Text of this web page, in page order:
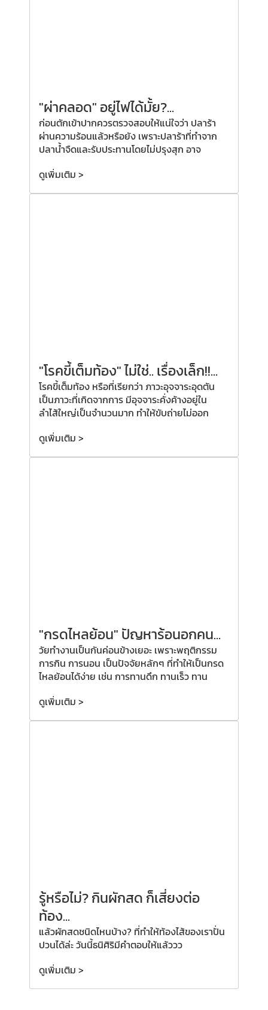
"ผ่าคลอด" อยู่ไฟได้มั้ย?...
ก่อนตักเข้าปากควรตรวจสอบให้แน่ใจว่า ปลาร้า
ผ่านความร้อนแล้วหรือยัง เพราะปลาร้าที่ทำจาก
ปลาน้ำจืดและรับประทานโดยไม่ปรุงสุก อาจ
ดูเพิ่มเติม >
"โรคขี้เต็มท้อง" ไม่ใช่.. เรื่องเล็ก!!...
โรคขี้เต็มท้อง หรือที่เรียกว่า ภาวะอุจจาระอุดตัน
เป็นภาวะที่เกิดจากการ มีอุจจาระคั่งค้างอยู่ใน
ลำไส้ใหญ่เป็นจำนวนมาก ทำให้ขับถ่ายไม่ออก
ดูเพิ่มเติม >
"กรดไหลย้อน" ปัญหาร้อนอกคน...
วัยทำงานเป็นกันค่อนข้างเยอะ เพราะพฤติกรรม
การกิน การนอน เป็นปัจจัยหลักๆ ที่ทำให้เป็นกรด
ไหลย้อนได้ง่าย เช่น การทานดึก ทานเร็ว ทาน
ดูเพิ่มเติม >
รู้หรือไม่? กินผักสด ก็เสี่ยงต่อ
ท้อง...
แล้วผักสดชนิดไหนบ้าง? ที่ทำให้ท้องไส้ของเราปั่น
ปวนได้ล่ะ วันนี้ธนิศิริมีคำตอบให้แล้ววว
ดูเพิ่มเติม >